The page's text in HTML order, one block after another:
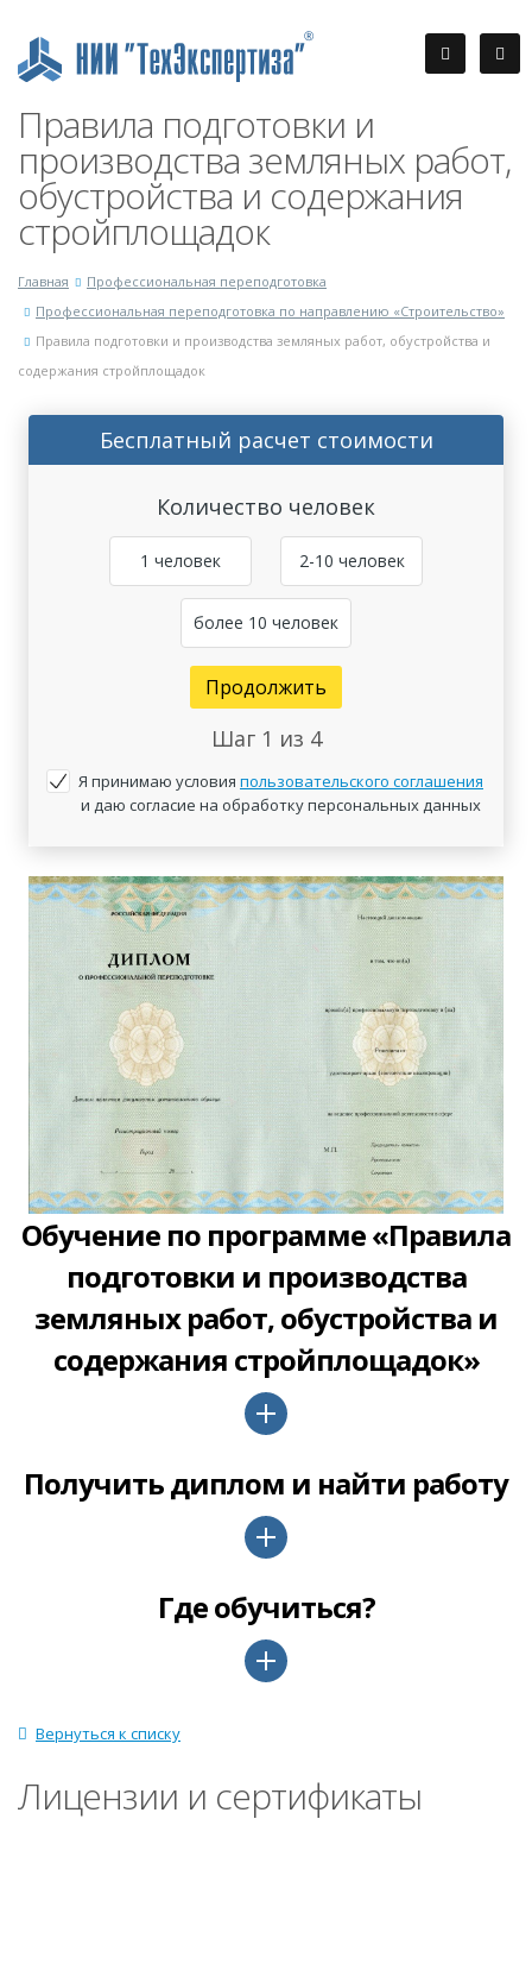
Правила подготовки и
производства земляных работ,
обустройства и содержания
стройплощадок
Главная
Профессиональная переподготовка
Профессиональная переподготовка по направлению «Строительство»
Правила подготовки и производства земляных работ, обустройства и
содержания стройплощадок
Бесплатный расчет стоимости
Количество человек
1 человек 2-10 человек
более 10 человек
Продолжить
Шаг 1 из 4
Я принимаю условия пользовательского соглашения
и даю согласие на обработку персональных данных
Обучение по программе «Правила
подготовки и производства
земляных работ, обустройства и
содержания стройплощадок»
Получить диплом и найти работу
Где обучиться?
Вернуться к списку
Лицензии и сертификаты